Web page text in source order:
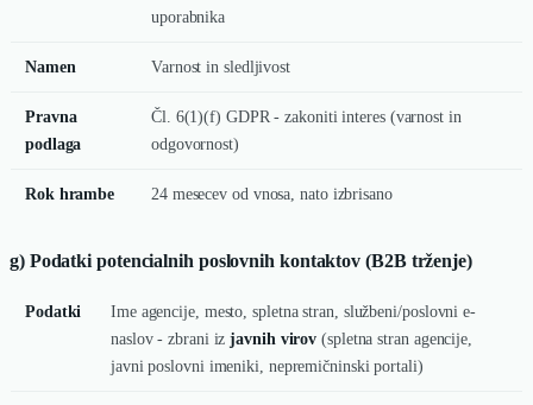
uporabnika
Namen Varnost in sledljivost
Pravna
podlaga
Čl. 6(1)(f) GDPR - zakoniti interes (varnost in
odgovornost)
Rok hrambe 24 mesecev od vnosa, nato izbrisano
g) Podatki potencialnih poslovnih kontaktov (B2B trženje)
Podatki
Ime agencije, mesto, spletna stran, službeni/poslovni e-
naslov - zbrani izjavnih virov (spletna stran agencije,
javni poslovni imeniki, nepremičninski portali)